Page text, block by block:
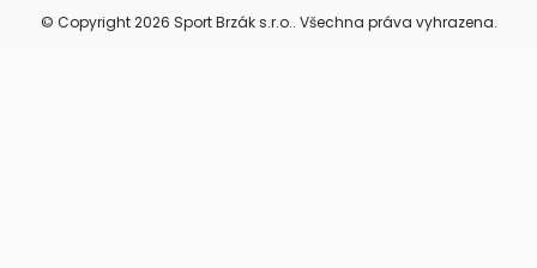
© Copyright 2026 Sport Brzák s.r.o.. Všechna práva vyhrazena.